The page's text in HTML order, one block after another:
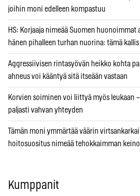
joihin moni edelleen kompastuu
HS: Korjaaja nimeää Suomen
hänen pihalleen turhan nuorina: tämä
Aggressiivisen rintasyövän heikko kohta
ahneus voi kääntyä sitä itseään vastaan
Korvien soiminen voi liittyä myös leukaan
paljasti vahvan yhteyden
Tämän moni ymmärtää väärin
hoitosuositus nimeää tehokkaimman
Kumppanit